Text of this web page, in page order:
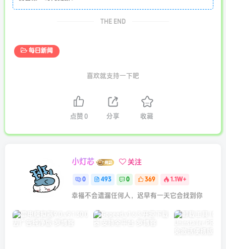
THE END
每日新闻
喜欢就支持一下吧
点赞 0 分享 收藏
小灯芯 关注
0 493 0 369 1.1W+
幸福不会遗漏任何人，迟早有一天它会找到你